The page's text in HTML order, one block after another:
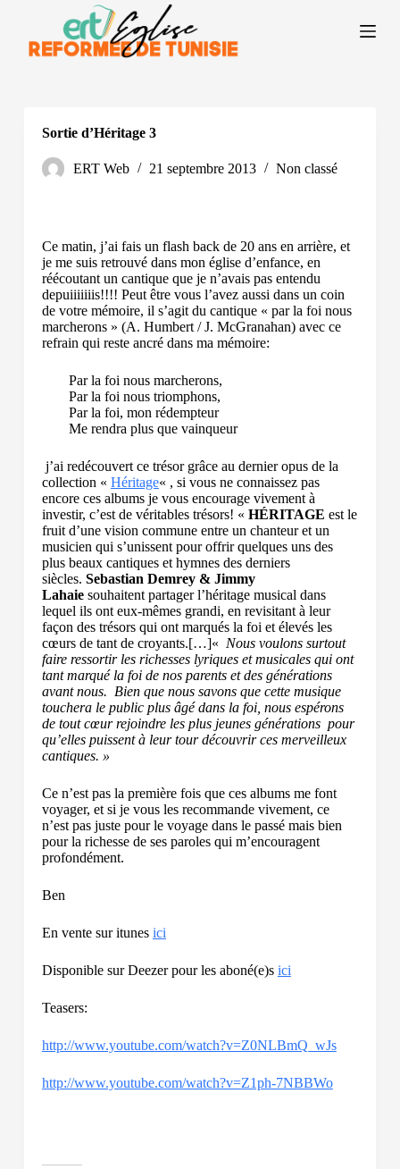
Sortie d’Héritage 3
ERT Web 21 septembre 2013 Non classé
Ce matin, j’ai fais un flash back de 20 ans en arrière, et
je me suis retrouvé dans mon église d’enfance, en
réécoutant un cantique que je n’avais pas entendu
depuiiiiiiis!!!! Peut être vous l’avez aussi dans un coin
de votre mémoire, il s’agit du cantique « par la foi nous
marcherons » (A. Humbert / J. McGranahan) avec ce
refrain qui reste ancré dans ma mémoire:
Par la foi nous marcherons,
Par la foi nous triomphons,
Par la foi, mon rédempteur
Me rendra plus que vainqueur
j’ai redécouvert ce trésor grâce au dernier opus de la
collection « Héritage« , si vous ne connaissez pas
encore ces albums je vous encourage vivement à
investir, c’est de véritables trésors! « HÉRITAGE est le
fruit d’une vision commune entre un chanteur et un
musicien qui s’unissent pour offrir quelques uns des
plus beaux cantiques et hymnes des derniers
siècles. Sebastian Demrey & Jimmy
Lahaiesouhaitent partager l’héritage musical dans
lequel ils ont eux-mêmes grandi, en revisitant à leur
façon des trésors qui ont marqués la foi et élevés les
cœurs de tant de croyants.[…]« Nous voulons surtout
faire ressortir les richesses lyriques et musicales qui ont
tant marqué la foi de nos parents et des générations
avant nous. Bien que nous savons que cette musique
touchera le public plus âgé dans la foi, nous espérons
de tout cœur rejoindre les plus jeunes générations pour
qu’elles puissent à leur tour découvrir ces merveilleux
cantiques. »
Ce n’est pas la première fois que ces albums me font
voyager, et si je vous les recommande vivement, ce
n’est pas juste pour le voyage dans le passé mais bien
pour la richesse de ses paroles qui m’encouragent
profondément.
Ben
En vente sur itunes ici
Disponible sur Deezer pour les aboné(e)s ici
Teasers:
http://www.youtube.com/watch?v=Z0NLBmQ_wJs
http://www.youtube.com/watch?v=Z1ph-7NBBWo